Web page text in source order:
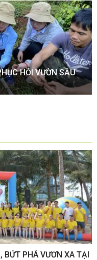
HỒI VƯỜN SẦU
BỨT PHÁ VƯƠN XA TẠI